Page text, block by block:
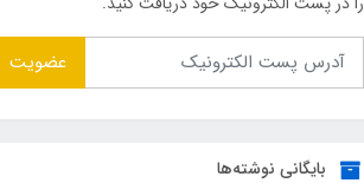
عضویت
بایگانی نوشته‌ها